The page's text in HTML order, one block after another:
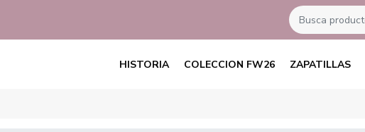
HISTORIA COLECCION FW26 ZAPATILLAS